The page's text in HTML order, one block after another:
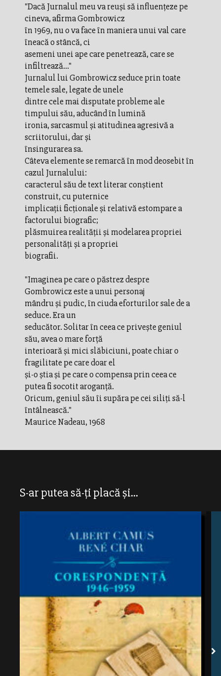
"Dacă Jurnalul meu va reuşi să influenţeze pe
cineva, afirma Gombrowicz
în 1969, nu o va face în maniera unui val care
îneacă o stâncă, ci
asemeni unei ape care penetrează, care se
infiltrează..."
Jurnalul lui Gombrowicz seduce prin toate
temele sale, legate de unele
dintre cele mai disputate probleme ale
timpului său, aducând în lumină
ironia, sarcasmul şi atitudinea agresivă a
scriitorului, dar şi
însingurarea sa.
Câteva elemente se remarcă în mod deosebit în
cazul Jurnalului:
caracterul său de text literar conştient
construit, cu puternice
implicaţii ficţionale şi relativă estompare a
factorului biografic;
plăsmuirea realităţii şi modelarea propriei
personalităţi şi a propriei
biografii.
"Imaginea pe care o păstrez despre
Gombrowicz este a unui personaj
mândru şi pudic, în ciuda eforturilor sale de a
seduce. Era un
seducător. Solitar în ceea ce priveşte geniul
său, avea o mare forţă
interioară şi mici slăbiciuni, poate chiar o
fragilitate pe care doar el
şi-o ştia şi pe care o compensa prin ceea ce
putea fi socotit aroganţă.
Oricum, geniul său îi supăra pe cei siliţi să-l
întâlnească."
Maurice Nadeau, 1968
S-ar putea să-ți placă și...